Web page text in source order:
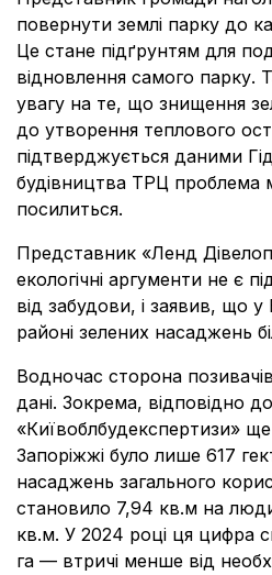
повернути землі парку до
Це стане підґрунтям для
відновлення самого парку.
увагу на те, що знищення
до утворення теплового
підтверджується даними
будівництва ТРЦ
посилиться.
Представник «Ленд
екологічні аргументи не є
від забудови, і заявив, що у
районі зелених насаджень
Водночас сторона
дані. Зокрема, відповідно
«Київоблбудекспертизи»
Запоріжжі було лише 617
насаджень загального
становило 7,94 кв.м на
кв.м. У 2024 році ця цифра
га — втричі менше від